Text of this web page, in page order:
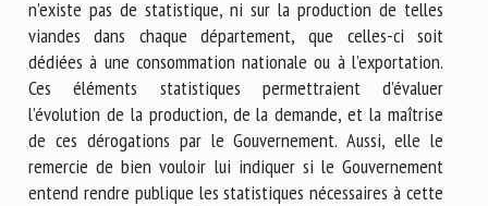
n’existe pas de statistique, ni sur la production de telles
viandes dans chaque département, que celles-ci soit
dédiées à une consommation nationale ou à l’exportation.
Ces éléments statistiques permettraient d’évaluer
l’évolution de la production, de la demande, et la maîtrise
de ces dérogations par le Gouvernement. Aussi, elle le
remercie de bien vouloir lui indiquer si le Gouvernement
entend rendre publique les statistiques nécessaires à cette
relation avec le CNR BEA. *
Les champs suivis de * sont obligatoires